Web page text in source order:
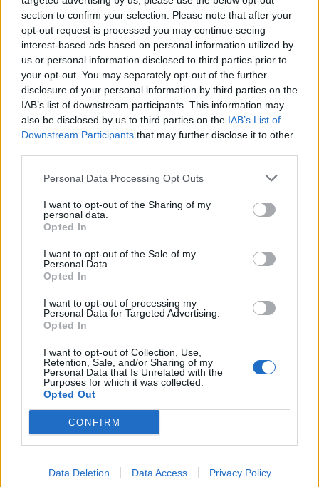
section to confirm your selection. Please note that after your
opt-out request is processed you may continue seeing
interest-based ads based on personal information utilized by
us or personal information disclosed to third parties prior to
your opt-out. You may separately opt-out of the further
disclosure of your personal information by third parties on the
IAB’s list of downstream participants. This information may
also be disclosed by us to third parties on the IAB’s List of
Downstream Participants that may further disclose it to other
Personal Data Processing Opt Outs
I want to opt-out of the Sharing of my
personal data.
Opted In
I want to opt-out of the Sale of my
Personal Data.
Opted In
I want to opt-out of processing my
Personal Data for Targeted Advertising.
Opted In
I want to opt-out of Collection, Use,
Retention, Sale, and/or Sharing of my
Personal Data that Is Unrelated with the
Purposes for which it was collected.
Opted Out
CONFIRM
Data Deletion Data Access Privacy Policy
Confessa l'autore dei manifesti.
Moratti: "Si autosospenda"
24/04/2011
Jagger travolto dai fan presenta
e stupidi»
23/05/2010
25/04/2010
Franceschini confessa: va bene
se perdiamo solo cinque regioni